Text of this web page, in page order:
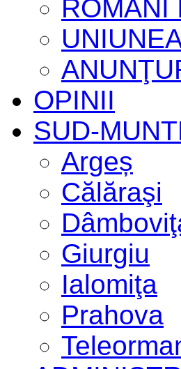
ROMANI
OPINII
SUD-
Argeș
Călăraşi
Giurgiu
Ialomiţa
Prahova